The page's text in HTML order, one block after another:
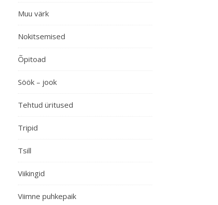
Muu värk
Nokitsemised
Õpitoad
Söök – jook
Tehtud üritused
Tripid
Tsill
Viikingid
Viimne puhkepaik